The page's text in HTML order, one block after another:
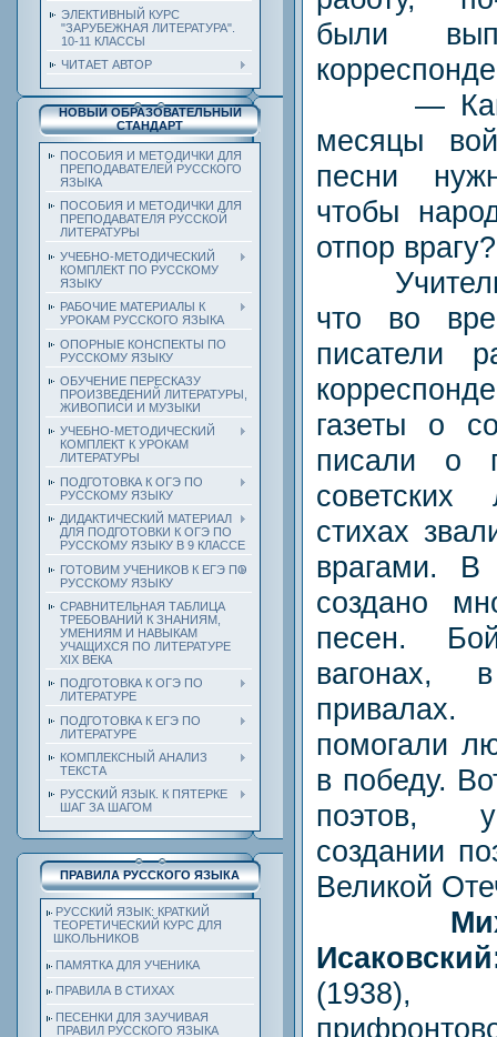
ЭЛЕКТИВНЫЙ КУРС
"ЗАРУБЕЖНАЯ ЛИТЕРАТУРА".
10-11 КЛАССЫ
ЧИТАЕТ АВТОР
НОВЫЙ ОБРАЗОВАТЕЛЬНЫЙ
СТАНДАРТ
ПОСОБИЯ И МЕТОДИЧКИ ДЛЯ
ПРЕПОДАВАТЕЛЕЙ РУССКОГО
ЯЗЫКА
ПОСОБИЯ И МЕТОДИЧКИ ДЛЯ
ПРЕПОДАВАТЕЛЯ РУССКОЙ
ЛИТЕРАТУРЫ
УЧЕБНО-МЕТОДИЧЕСКИЙ
КОМПЛЕКТ ПО РУССКОМУ
ЯЗЫКУ
РАБОЧИЕ МАТЕРИАЛЫ К
УРОКАМ РУССКОГО ЯЗЫКА
ОПОРНЫЕ КОНСПЕКТЫ ПО
РУССКОМУ ЯЗЫКУ
ОБУЧЕНИЕ ПЕРЕСКАЗУ
ПРОИЗВЕДЕНИЙ ЛИТЕРАТУРЫ,
ЖИВОПИСИ И МУЗЫКИ
УЧЕБНО-МЕТОДИЧЕСКИЙ
КОМПЛЕКТ К УРОКАМ
ЛИТЕРАТУРЫ
ПОДГОТОВКА К ОГЭ ПО
РУССКОМУ ЯЗЫКУ
ДИДАКТИЧЕСКИЙ МАТЕРИАЛ
ДЛЯ ПОДГОТОВКИ К ОГЭ ПО
РУССКОМУ ЯЗЫКУ В 9 КЛАССЕ
ГОТОВИМ УЧЕНИКОВ К ЕГЭ ПО
РУССКОМУ ЯЗЫКУ
СРАВНИТЕЛЬНАЯ ТАБЛИЦА
ТРЕБОВАНИЙ К ЗНАНИЯМ,
УМЕНИЯМ И НАВЫКАМ
УЧАЩИХСЯ ПО ЛИТЕРАТУРЕ
ХIХ ВЕКА
ПОДГОТОВКА К ОГЭ ПО
ЛИТЕРАТУРЕ
ПОДГОТОВКА К ЕГЭ ПО
ЛИТЕРАТУРЕ
КОМПЛЕКСНЫЙ АНАЛИЗ
ТЕКСТА
РУССКИЙ ЯЗЫК. К ПЯТЕРКЕ
ШАГ ЗА ШАГОМ
ПРАВИЛА РУССКОГО ЯЗЫКА
РУССКИЙ ЯЗЫК: КРАТКИЙ
ТЕОРЕТИЧЕСКИЙ КУРС ДЛЯ
ШКОЛЬНИКОВ
ПАМЯТКА ДЛЯ УЧЕНИКА
ПРАВИЛА В СТИХАХ
ПЕСЕНКИ ДЛЯ ЗАУЧИВАЯ
ПРАВИЛ РУССКОГО ЯЗЫКА
были
—
месяцы
песни
чтобы
отпор врагу?
Учитель
что во
писатели
газеты о
писали о
стихах
врагами.
создано
песен.
вагонах,
помогали
в победу.
поэтов,
создании
Великой